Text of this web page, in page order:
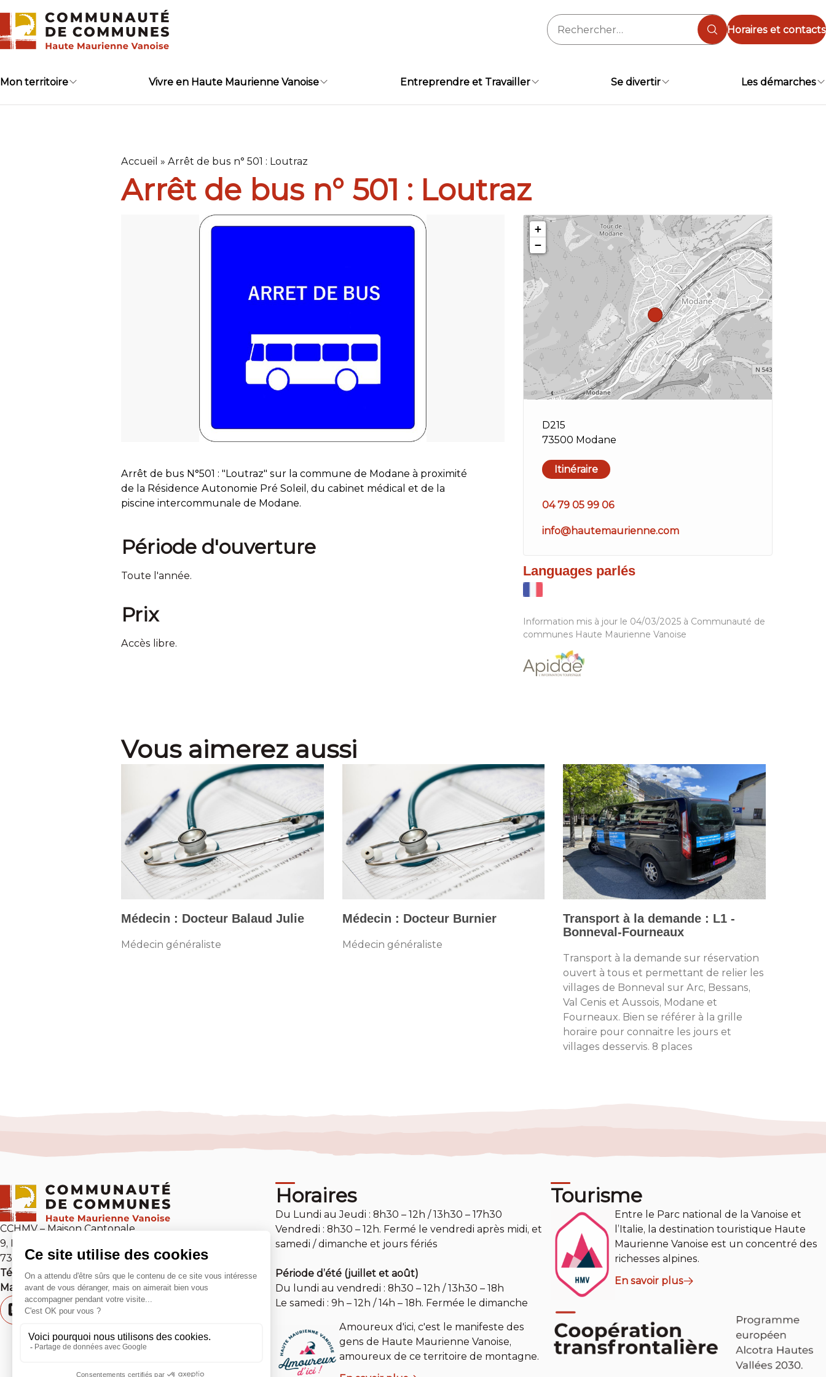
content
Rechercher :
Horaires et contacts
Mon territoire Vivre en Haute Maurienne Vanoise Entreprendre et Travailler Se divertir Les démarches
Accueil » Arrêt de bus n° 501 : Loutraz
Arrêt de bus n° 501 : Loutraz
Arrêt de bus N°501 : "Loutraz" sur la commune de Modane à proximité
de la Résidence Autonomie Pré Soleil, du cabinet médical et de la
piscine intercommunale de Modane.
Période d'ouverture
Toute l'année.
Prix
Accès libre.
+
−
D215
73500 Modane
Itinéraire
04 79 05 99 06
info@hautemaurienne.com
Languages parlés
Information mis à jour le 04/03/2025 à Communauté de
communes Haute Maurienne Vanoise
Vous aimerez aussi
Médecin : Docteur Balaud Julie
Médecin généraliste
Médecin : Docteur Burnier
Médecin généraliste
Transport à la demande : L1 -
Bonneval-Fourneaux
Transport à la demande sur réservation
ouvert à tous et permettant de relier les
villages de Bonneval sur Arc, Bessans,
Val Cenis et Aussois, Modane et
Fourneaux. Bien se référer à la grille
horaire pour connaitre les jours et
villages desservis. 8 places
CCHMV – Maison Cantonale
9, Place Sommeiller
73 500 Modane
Tél :
04 79 05 10 54
Mail :contact@cchmv.fr
Horaires
Du Lundi au Jeudi : 8h30 – 12h / 13h30 – 17h30
Vendredi : 8h30 – 12h. Fermé le vendredi après midi, et
samedi / dimanche et jours fériés
Période d’été (juillet et août)
Du lundi au vendredi : 8h30 – 12h / 13h30 – 18h
Le samedi : 9h – 12h / 14h – 18h. Fermée le dimanche
Amoureux d'ici, c'est le manifeste des
gens de Haute Maurienne Vanoise,
amoureux de ce territoire de montagne.
Tourisme
Entre le Parc national de la Vanoise et
l’Italie, la destination touristique Haute
Maurienne Vanoise est un concentré des
richesses alpines.
En savoir plus